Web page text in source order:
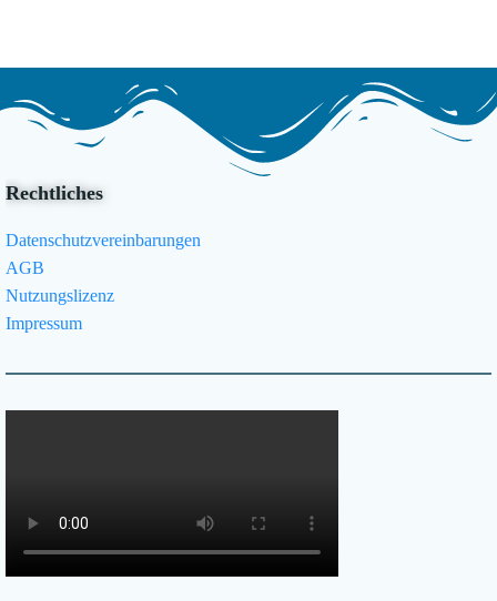
Rechtliches
Datenschutzvereinbarungen
AGB
Nutzungslizenz
Impressum